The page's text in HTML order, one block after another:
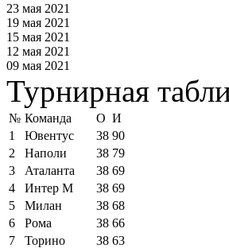
23 мая 2021
19 мая 2021
15 мая 2021
12 мая 2021
09 мая 2021
Турнирная
№ Команда О И
1
Ювентус 38 90
2
Наполи 38 79
3
Аталанта 38 69
4
Интер М 38 69
5
Милан 38 68
6
Рома 38 66
7
Торино 38 63